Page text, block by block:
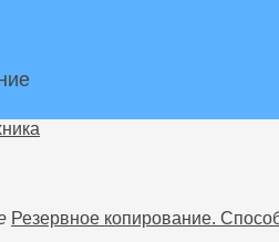
Резервное копирование.